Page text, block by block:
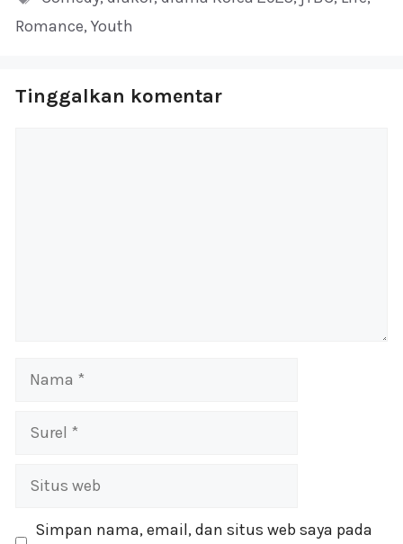
Romance, Youth
Tinggalkan komentar
Nama
Surel
Situs
Simpan nama, email, dan situs web saya pada